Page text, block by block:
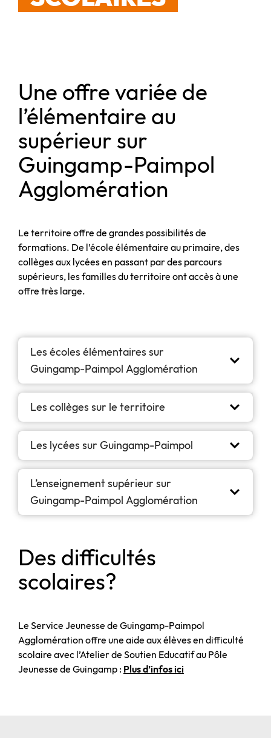
Une offre variée de
l’élémentaire au
supérieur sur
Guingamp-Paimpol
Agglomération
Le territoire offre de grandes possibilités de
formations. De l’école élémentaire au primaire, des
collèges aux lycées en passant par des parcours
supérieurs, les familles du territoire ont accès à une
offre très large.
Les écoles élémentaires sur
Guingamp-Paimpol Agglomération
Les collèges sur le territoire
Les lycées sur Guingamp-Paimpol
L’enseignement supérieur sur
Guingamp-Paimpol Agglomération
Des difficultés
scolaires?
Le Service Jeunesse de Guingamp-Paimpol
Agglomération offre une aide aux élèves en difficulté
scolaire avec l’Atelier de Soutien Educatif au Pôle
Jeunesse de Guingamp : Plus d’infos ici